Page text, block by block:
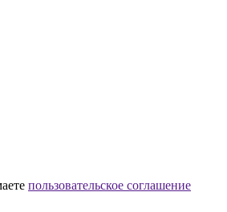
пользовательское соглашение